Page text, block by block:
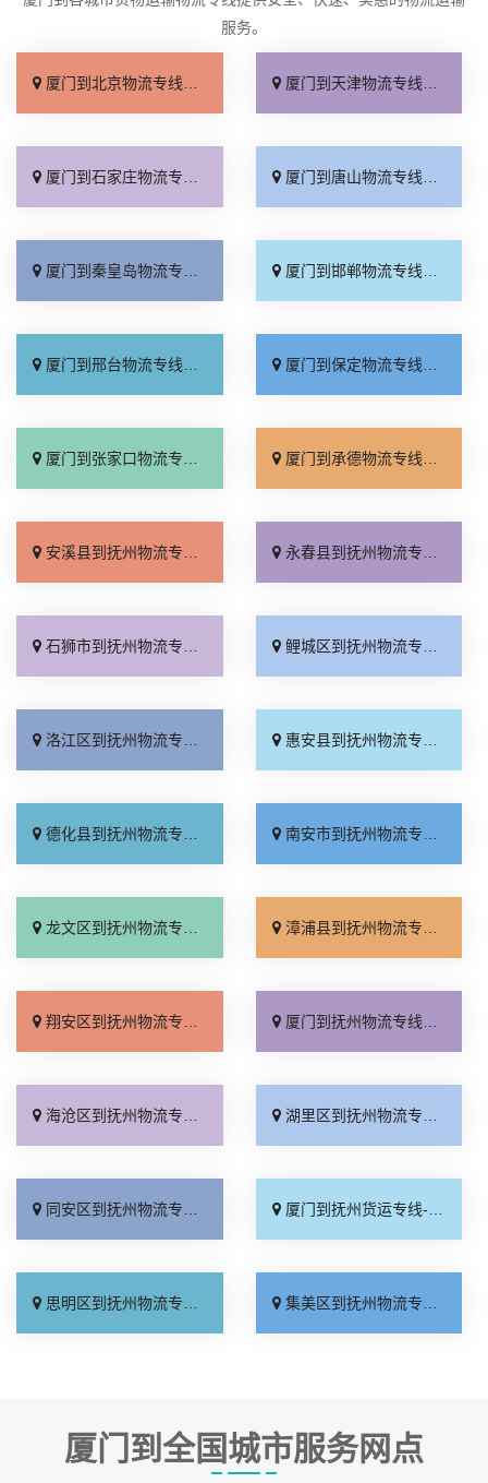
服务。
厦门到北京物流专线_直达不中转「送货到门」 厦门到天津物流专线_运保时效「高效快运」
厦门到石家庄物流专线_准时准点「多少公里」 厦门到唐山物流专线_全境派送「收费介绍」
厦门到秦皇岛物流专线_高效运输「运保时效」 厦门到邯郸物流专线_物流拼车「全境配送」
厦门到邢台物流专线_专业靠谱「上门提货」 厦门到保定物流专线_全程直达「高效运输」
厦门到张家口物流专线_全境派送「多久能到」 厦门到承德物流专线_专业调车「合理收费」
安溪县到抚州物流专线_专业靠谱「全程无虑」 永春县到抚州物流专线_门到门配送「放心物流」
石狮市到抚州物流专线_直达到站「怎么收费」 鲤城区到抚州物流专线_保证时效「直达不中转」
洛江区到抚州物流专线_每日发车「来电咨询」 惠安县到抚州物流专线_运保时效「多久时间」
德化县到抚州物流专线_送货到门「多年经验」 南安市到抚州物流专线_多年经验「专线快运」
龙文区到抚州物流专线_托运放心「送货上门」 漳浦县到抚州物流专线_门到门配送「多年经验」
翔安区到抚州物流专线_不随意加价「服务周到」 厦门到抚州物流专线_服务周到「专业调车」
海沧区到抚州物流专线_直达不中转「多少一方」 湖里区到抚州物流专线_准时到货「省事省心」
同安区到抚州物流专线_快运直达「需要几天」 厦门到抚州货运专线-厦门到抚州物流公司_运价实惠「快速直达」
思明区到抚州物流专线_专业靠谱「多久时间」 集美区到抚州物流专线_托运省心「快速直达」
厦门到全国城市服务网点